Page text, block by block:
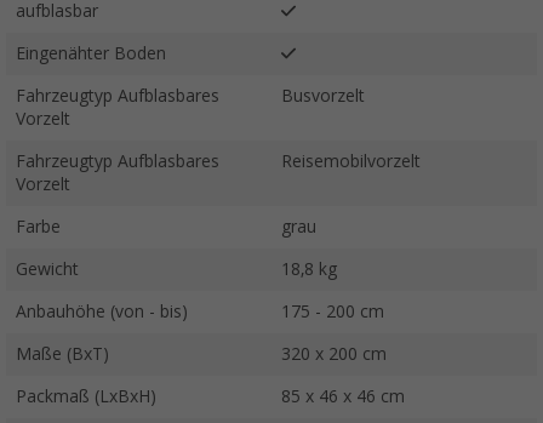
aufblasbar
Eingenähter Boden
Fahrzeugtyp Aufblasbares
Vorzelt
Busvorzelt
Fahrzeugtyp Aufblasbares
Vorzelt
Reisemobilvorzelt
Farbe grau
Gewicht 18,8 kg
Anbauhöhe (von - bis) 175 - 200 cm
Maße (BxT) 320 x 200 cm
Packmaß (LxBxH) 85 x 46 x 46 cm